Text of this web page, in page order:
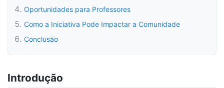
Oportunidades para Professores
Como a Iniciativa Pode Impactar a Comunidade
Conclusão
Introdução